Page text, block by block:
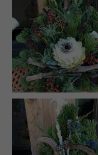
We offer support
Mon - Fri 8:00am -
Get in
Cybersteel Inc.
376-293 City
San Francisco,
Have any
+44 1234